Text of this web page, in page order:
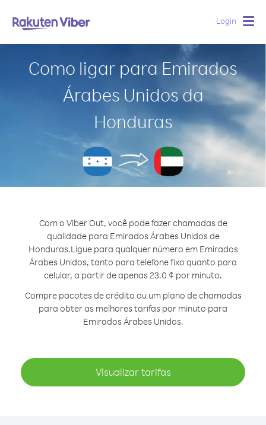
Login
Como ligar para Emirados
Árabes Unidos da
Honduras
Com o Viber Out, você pode fazer chamadas de
qualidade para Emirados Árabes Unidos de
Honduras.Ligue para qualquer número em Emirados
Árabes Unidos, tanto para telefone fixo quanto para
celular, a partir de apenas 23.0 ¢ por minuto.
Compre pacotes de crédito ou um plano de chamadas
para obter as melhores tarifas por minuto para
Emirados Árabes Unidos.
Visualizar tarifas